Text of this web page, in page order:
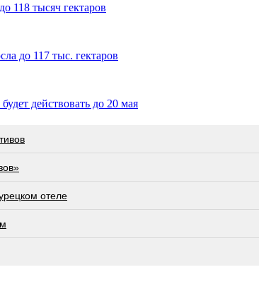
118 тысяч гектаров
до 117 тыс. гектаров
действовать до 20 мая
отеле